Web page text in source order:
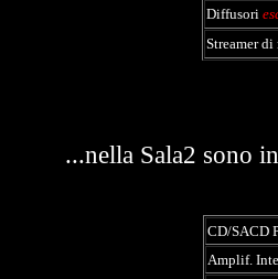
Diffusori
Streamer di
...nella Sala2 sono
CD/SACD
Amplif.